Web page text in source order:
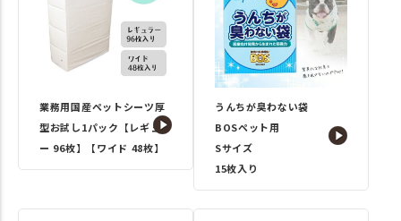
業務用国産ペットシーツ厚
型お試し1パック【レギュラ
ー 96枚】【ワイド 48枚】
うんちが臭わない袋
BOSペット用
Sサイズ
15枚入り